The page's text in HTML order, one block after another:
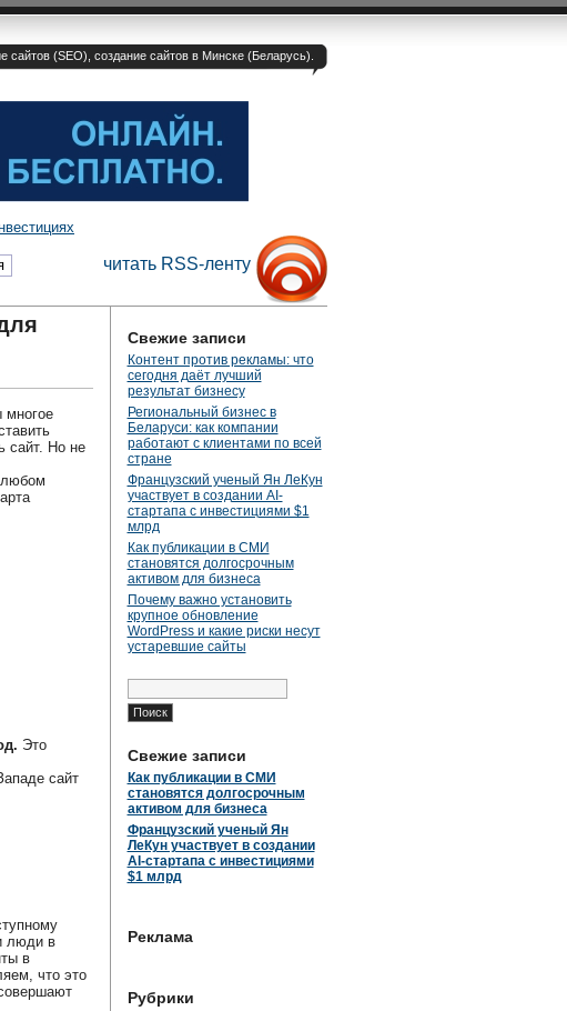
сайтов (SEO), создание сайтов в Минске (Беларусь).
читать RSS-ленту
многое
сайт. Но не
любом
Это
сайт
люди в
в
что это
Свежие записи
Контент против рекламы: что
сегодня даёт лучший
результат бизнесу
Региональный бизнес в
Беларуси: как компании
работают с клиентами по всей
стране
Французский ученый Ян ЛеКун
участвует в создании AI-
стартапа с инвестициями $1
млрд
Как публикации в СМИ
становятся долгосрочным
активом для бизнеса
Почему важно установить
крупное обновление
WordPress и какие риски несут
устаревшие сайты
Найти:
Свежие записи
Как публикации в СМИ
становятся долгосрочным
активом для бизнеса
Французский ученый Ян
ЛеКун участвует в создании
AI-стартапа с инвестициями
$1 млрд
Реклама
Рубрики